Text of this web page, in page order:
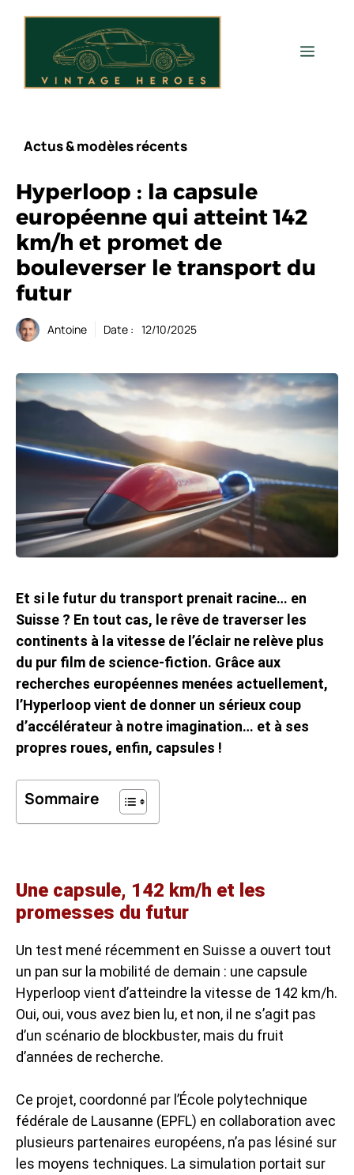
Menu
Actus & modèles récents
Hyperloop : la capsule
européenne qui atteint 142
km/h et promet de
bouleverser le transport du
futur
Antoine Date : 12/10/2025
Et si le futur du transport prenait racine… en
Suisse ? En tout cas, le rêve de traverser les
continents à la vitesse de l’éclair ne relève plus
du pur film de science-fiction. Grâce aux
recherches européennes menées actuellement,
l’Hyperloop vient de donner un sérieux coup
d’accélérateur à notre imagination… et à ses
propres roues, enfin, capsules !
Sommaire
Une capsule, 142 km/h et les
promesses du futur
Un test mené récemment en Suisse a ouvert tout
un pan sur la mobilité de demain : une capsule
Hyperloop vient d’atteindre la vitesse de 142 km/h.
Oui, oui, vous avez bien lu, et non, il ne s’agit pas
d’un scénario de blockbuster, mais du fruit
d’années de recherche.
Ce projet, coordonné par l’École polytechnique
fédérale de Lausanne (EPFL) en collaboration avec
plusieurs partenaires européens, n’a pas lésiné sur
les moyens techniques. La simulation portait sur